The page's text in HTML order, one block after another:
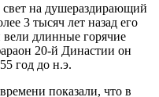
на душераздирающий
3 тысяч лет назад его
длинные горячие
20-й Династии он
год до н.э.
показали, что в